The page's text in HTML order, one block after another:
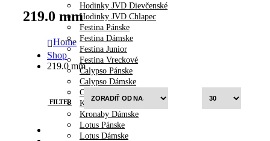
Hodinky JVD Dievčenské
Hodinky JVD Chlapec
Festina Pánske
Festina Dámske
Festina Junior
Festina Vreckové
Calypso Pánske
Calypso Dámske
Calypso Junior
Kronaby Pánske
Kronaby Dámske
Lotus Pánske
Lotus Dámske
219.0 mm
Home
Shop
219.0 mm
FILTER